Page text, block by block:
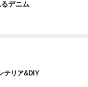
デニム
テリア&DIY